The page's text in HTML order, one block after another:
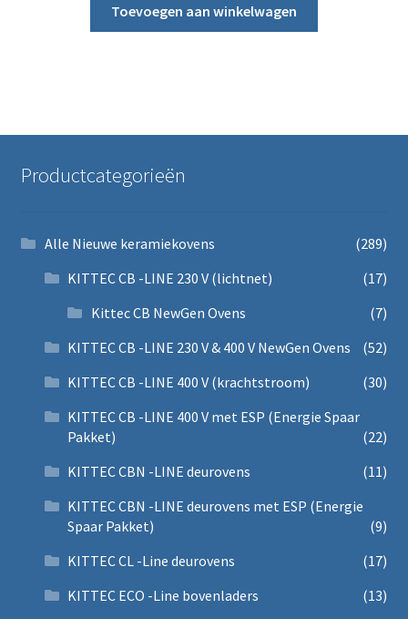
Toevoegen aan winkelwagen
Productcategorieën
Alle Nieuwe keramiekovens
(289)
KITTEC CB -LINE 230 V (lichtnet)
(17)
Kittec CB NewGen Ovens
(7)
KITTEC CB -LINE 230 V & 400 V NewGen Ovens
(52)
KITTEC CB -LINE 400 V (krachtstroom)
(30)
KITTEC CB -LINE 400 V met ESP (Energie Spaar
Pakket)
(22)
KITTEC CBN -LINE deurovens
(11)
KITTEC CBN -LINE deurovens met ESP (Energie
Spaar Pakket)
(9)
KITTEC CL -Line deurovens
(17)
KITTEC ECO -Line bovenladers
(13)